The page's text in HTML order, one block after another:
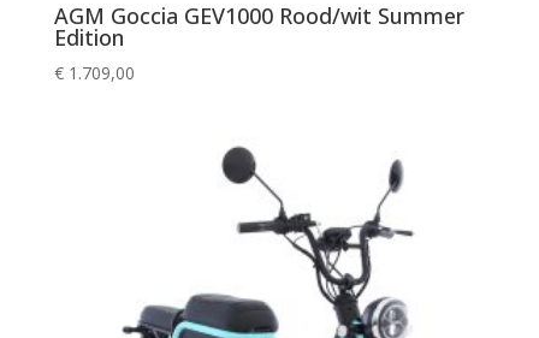
AGM Goccia GEV1000 Rood/wit Summer
Edition
€1.709,00